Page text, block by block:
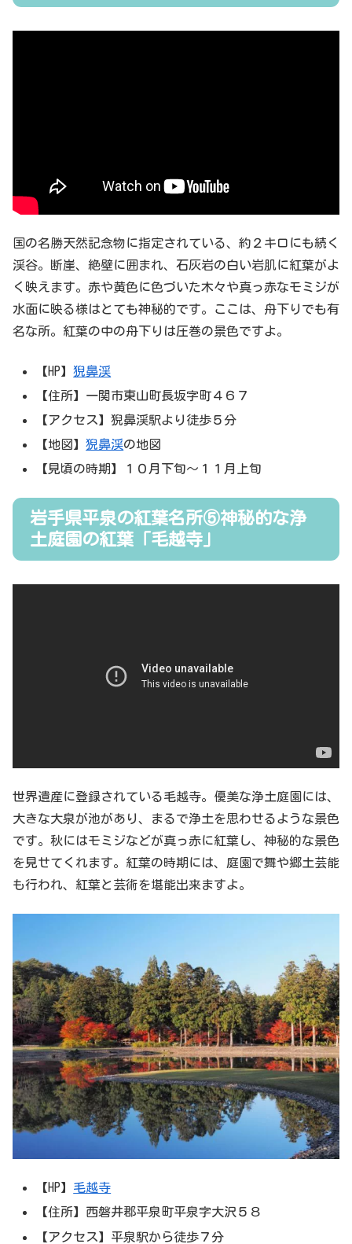
国の名勝天然記念物に指定されている、約２キロにも続く
渓谷。断崖、絶壁に囲まれ、石灰岩の白い岩肌に紅葉がよ
く映えます。赤や黄色に色づいた木々や真っ赤なモミジが
水面に映る様はとても神秘的です。ここは、舟下りでも有
名な所。紅葉の中の舟下りは圧巻の景色ですよ。
【HP】猊鼻渓
【住所】一関市東山町長坂字町４６７
【アクセス】猊鼻渓駅より徒歩５分
【地図】猊鼻渓の地図
【見頃の時期】１０月下旬～１１月上旬
岩手県平泉の紅葉名所⑤神秘的な浄
土庭園の紅葉「毛越寺」
世界遺産に登録されている毛越寺。優美な浄土庭園には、
大きな大泉が池があり、まるで浄土を思わせるような景色
です。秋にはモミジなどが真っ赤に紅葉し、神秘的な景色
を見せてくれます。紅葉の時期には、庭園で舞や郷土芸能
も行われ、紅葉と芸術を堪能出来ますよ。
【HP】 毛越寺
【住所】西磐井郡平泉町平泉字大沢５８
【アクセス】平泉駅から徒歩７分